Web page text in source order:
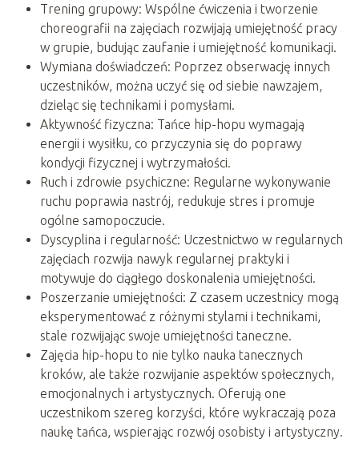
Trening grupowy: Wspólne ćwiczenia i tworzenie
choreografii na zajęciach rozwijają umiejętność pracy
w grupie, budując zaufanie i umiejętność komunikacji.
Wymiana doświadczeń: Poprzez obserwację innych
uczestników, można uczyć się od siebie nawzajem,
dzieląc się technikami i pomysłami.
Aktywność fizyczna: Tańce hip-hopu wymagają
energii i wysiłku, co przyczynia się do poprawy
kondycji fizycznej i wytrzymałości.
Ruch i zdrowie psychiczne: Regularne wykonywanie
ruchu poprawia nastrój, redukuje stres i promuje
ogólne samopoczucie.
Dyscyplina i regularność: Uczestnictwo w regularnych
zajęciach rozwija nawyk regularnej praktyki i
motywuje do ciągłego doskonalenia umiejętności.
Poszerzanie umiejętności: Z czasem uczestnicy mogą
eksperymentować z różnymi stylami i technikami,
stale rozwijając swoje umiejętności taneczne.
Zajęcia hip-hopu to nie tylko nauka tanecznych
kroków, ale także rozwijanie aspektów społecznych,
emocjonalnych i artystycznych. Oferują one
uczestnikom szereg korzyści, które wykraczają poza
naukę tańca, wspierając rozwój osobisty i artystyczny.